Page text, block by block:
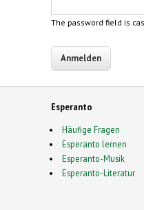
The password field is
Esperanto
Häufige Fragen
Esperanto lernen
Esperanto-Musik
Esperanto-Literatur